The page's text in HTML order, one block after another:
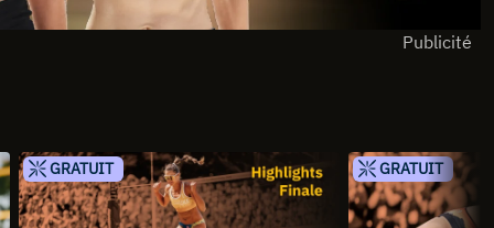
Publicité
GRATUIT GRATUIT